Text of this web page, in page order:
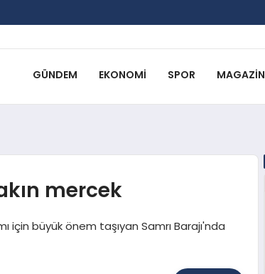
GÜNDEM EKONOMI SPOR MAGAZIN
mercek
için büyük önem taşıyan Samrı Barajı'nda